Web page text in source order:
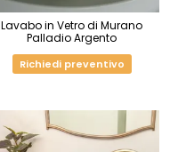
Lavabo in Vetro di Murano
Palladio Argento
Richiedi preventivo